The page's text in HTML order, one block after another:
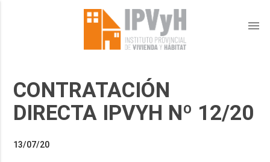
menu
CONTRATACIÓN
DIRECTA IPVYH Nº 12/20
13/07/20